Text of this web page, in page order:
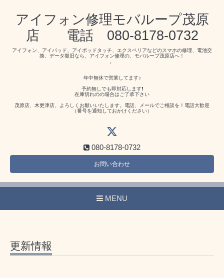
アイフォン修理モバループ茂原
店 電話 080-8178-0732
アイフォン、アイパッド、アイポッドタッチ、エクスペリアなどのスマホの修理、電池交
換、データ復旧なら、アイフォン修理の、モバループ茂原店へ！
年中無休で営業してます♪
予約無しでも即対応します❗️
在庫切れのの場合はご了承下さい
茂原店、木更津店、よろしくお願いいたします。電話、メールでご相談を！電話大歓迎
（番号を通知しておかけください）
080-8178-0732
お問い合わせ
MENU
更新情報